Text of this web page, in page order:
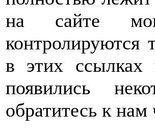
на сайте
контролируются
в этих ссылках
появились
обратитесь к